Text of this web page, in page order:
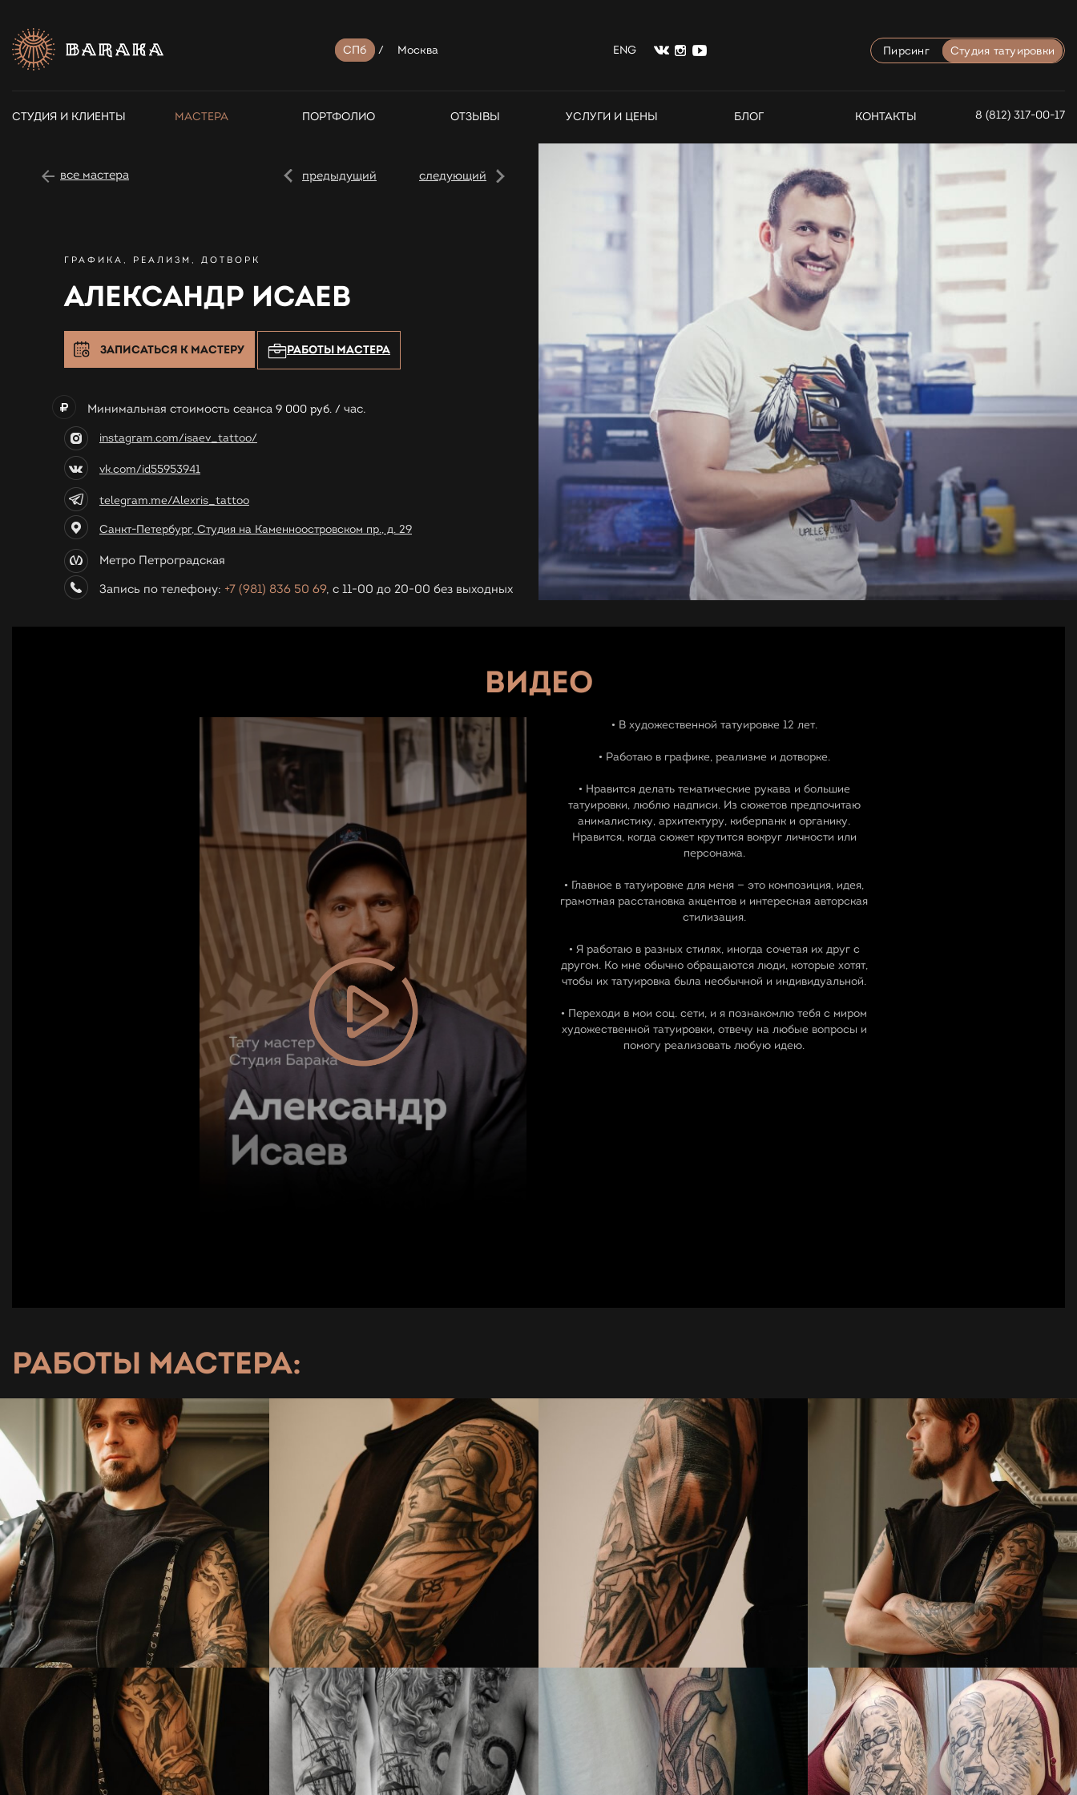
СПб / Москва ENG Пирсинг Студия татуировки
СТУДИЯ И КЛИЕНТЫ МАСТЕРА ПОРТФОЛИО ОТЗЫВЫ УСЛУГИ И ЦЕНЫ БЛОГ КОНТАКТЫ 8 (812) 317-00-17
все мастера предыдущий следующий
ГРАФИКА, РЕАЛИЗМ, ДОТВОРК
АЛЕКСАНДР ИСАЕВ
ЗАПИСАТЬСЯ К МАСТЕРУ РАБОТЫ МАСТЕРА
Минимальная стоимость сеанса 9 000 руб. / час.
instagram.com/isaev_tattoo/
vk.com/id55953941
telegram.me/Alexris_tattoo
Санкт-Петербург, Студия на Каменноостровском пр., д. 29
Метро Петроградская
Запись по телефону: +7 (981) 836 50 69, с 11-00 до 20-00 без выходных
ВИДЕО
• В художественной татуировке 12 лет.
• Работаю в графике, реализме и дотворке.
• Нравится делать тематические рукава и большие
татуировки, люблю надписи. Из сюжетов предпочитаю
анималистику, архитектуру, киберпанк и органику.
Нравится, когда сюжет крутится вокруг личности или
персонажа.
• Главное в татуировке для меня — это композиция, идея,
грамотная расстановка акцентов и интересная авторская
стилизация.
• Я работаю в разных стилях, иногда сочетая их друг с
другом. Ко мне обычно обращаются люди, которые хотят,
чтобы их татуировка была необычной и индивидуальной.
• Переходи в мои соц. сети, и я познакомлю тебя с миром
художественной татуировки, отвечу на любые вопросы и
помогу реализовать любую идею.
РАБОТЫ МАСТЕРА: